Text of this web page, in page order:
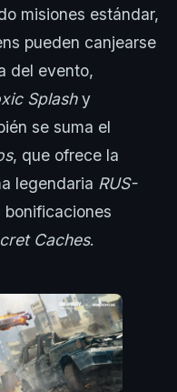
misiones estándar,
pueden canjearse
del evento,
Splashy
se suma el
, que ofrece la
legendaria RUS-
Caches.